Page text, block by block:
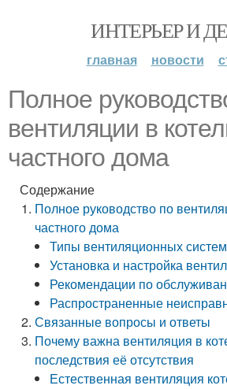
ИНТЕРЬЕР И
главная новости
Полное
вентиляции в
частного дома
Содержание
Полное руководство по
частного дома
Типы вентиляционных систем
Установка и настройка
Рекомендации по
Распространенные
Связанные вопросы и ответы
Почему важна вентиляция в
последствия её отсутствия
Естественная вентиляция